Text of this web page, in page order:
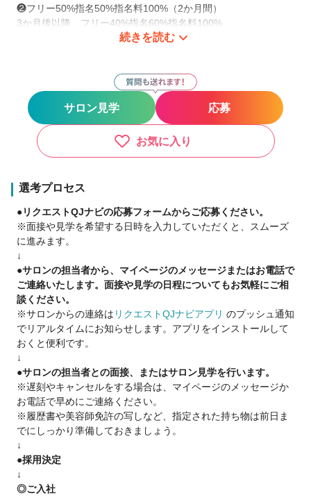
❷フリー50%指名50%指名料100%（2か月間）
3か月後以降、フリー40%指名60%指名料100%
間に合わせてプライベートの充実も可能です。
正社員では社保完備、育休手当など、どんな方でも安心して長
く働くための福利厚生が充実★
子育て美容師も多数在籍！
2023年も各地に続々出店中‼️
一人一人に合わせて柔軟な働き方も相談可能です。
何か質問や相談があればお気軽にご相談ください★
LINE :@373gegnw
メール:freedomjapantw.2017@gmail.com
続きを読む
サロン見学 応募
お気に入り
選考プロセス
●リクエストQJナビの応募フォームからご応募ください。
※面接や見学を希望する日時を入力していただくと、スムーズ
に進みます。
↓
●サロンの担当者から、マイページのメッセージまたはお電話で
ご連絡いたします。面接や見学の日程についてもお気軽にご相
談ください。
※サロンからの連絡は リクエストQJナビアプリ のプッシュ通知
でリアルタイムにお知らせします。アプリをインストールして
おくと便利です。
↓
●サロンの担当者との面接、またはサロン見学を行います。
※遅刻やキャンセルをする場合は、マイページのメッセージか
お電話で早めにご連絡ください。
※履歴書や美容師免許の写しなど、指定された持ち物は前日ま
でにしっかり準備しておきましょう。
↓
●採用決定
↓
◎ご入社